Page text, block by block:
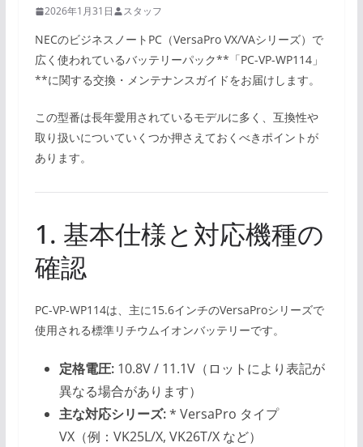
2026年1月31日 スタッフ
NECのビジネスノートPC（VersaPro VX/VAシリーズ）で
広く使われているバッテリーパック**「PC-VP-WP114」
**に関する交換・メンテナンスガイドをお届けします。
この型番は長年愛用されているモデルに多く、互換性や
取り扱いについていくつか押さえておくべきポイントが
あります。
1. 基本仕様と対応機種の
確認
PC-VP-WP114は、主に15.6インチのVersaProシリーズで
使用される標準リチウムイオンバッテリーです。
定格電圧:10.8V / 11.1V（ロットにより表記が
異なる場合があります）
主な対応シリーズ:* VersaPro タイプ
VX（例：VK25L/X, VK26T/X など）